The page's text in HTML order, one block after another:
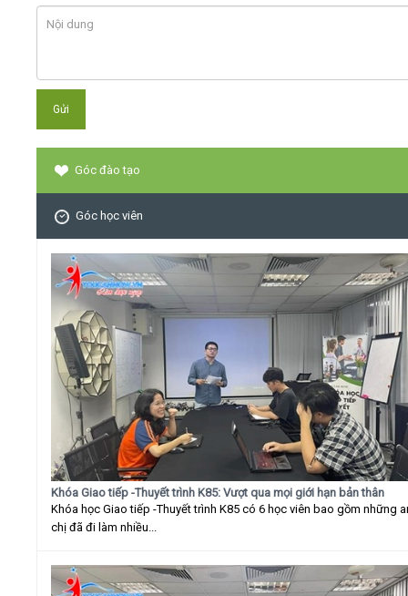
Góc đào tạo
Góc học viên
Khóa Giao tiếp -Thuyết trình K85: Vượt qua mọi giới hạn bản thân
Khóa học Giao tiếp -Thuyết trình K85 có 6 học viên bao gồm những
chị đã đi làm nhiều...